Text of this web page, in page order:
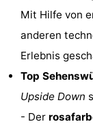
und
trinken
Einkäufen
Märkte
-
Warenhäuser
Veranstaltungen
Mit Hilfe von
anderen
Erlebnis
Top
Upside Down
- Der